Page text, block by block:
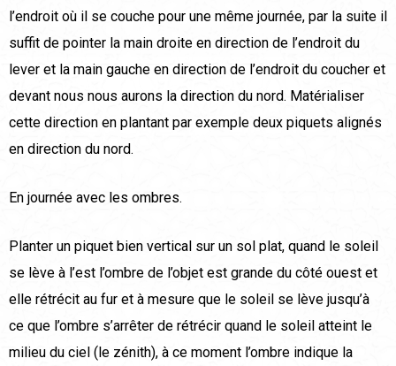
l’endroit où il se couche pour une même journée, par la suite il
suffit de pointer la main droite en direction de l’endroit du
lever et la main gauche en direction de l’endroit du coucher et
devant nous nous aurons la direction du nord. Matérialiser
cette direction en plantant par exemple deux piquets alignés
en direction du nord.
En journée avec les ombres.
Planter un piquet bien vertical sur un sol plat, quand le soleil
se lève à l’est l’ombre de l’objet est grande du côté ouest et
elle rétrécit au fur et à mesure que le soleil se lève jusqu’à
ce que l’ombre s’arrêter de rétrécir quand le soleil atteint le
milieu du ciel (le zénith), à ce moment l’ombre indique la